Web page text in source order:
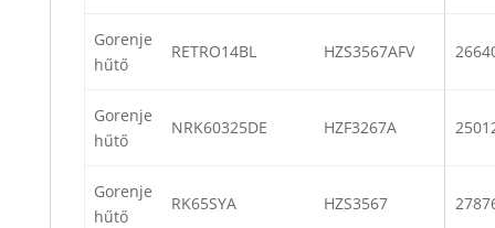
Gorenje
hűtő
RETRO14BL HZS3567AFV
Gorenje
hűtő
NRK60325DE HZF3267A
Gorenje
hűtő
RK65SYA HZS3567